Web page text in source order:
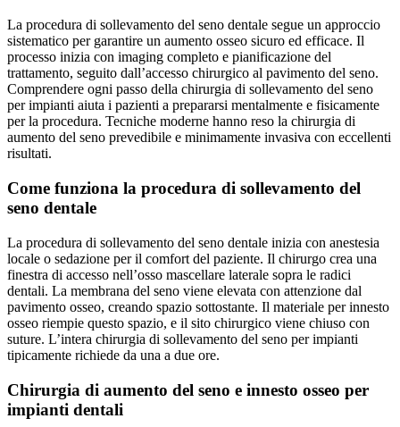
La procedura di sollevamento del seno dentale segue un approccio
sistematico per garantire un aumento osseo sicuro ed efficace. Il
processo inizia con imaging completo e pianificazione del
trattamento, seguito dall’accesso chirurgico al pavimento del seno.
Comprendere ogni passo della chirurgia di sollevamento del seno
per impianti aiuta i pazienti a prepararsi mentalmente e fisicamente
per la procedura. Tecniche moderne hanno reso la chirurgia di
aumento del seno prevedibile e minimamente invasiva con eccellenti
risultati.
Come funziona la procedura di sollevamento del
seno dentale
La procedura di sollevamento del seno dentale inizia con anestesia
locale o sedazione per il comfort del paziente. Il chirurgo crea una
finestra di accesso nell’osso mascellare laterale sopra le radici
dentali. La membrana del seno viene elevata con attenzione dal
pavimento osseo, creando spazio sottostante. Il materiale per innesto
osseo riempie questo spazio, e il sito chirurgico viene chiuso con
suture. L’intera chirurgia di sollevamento del seno per impianti
tipicamente richiede da una a due ore.
Chirurgia di aumento del seno e innesto osseo per
impianti dentali